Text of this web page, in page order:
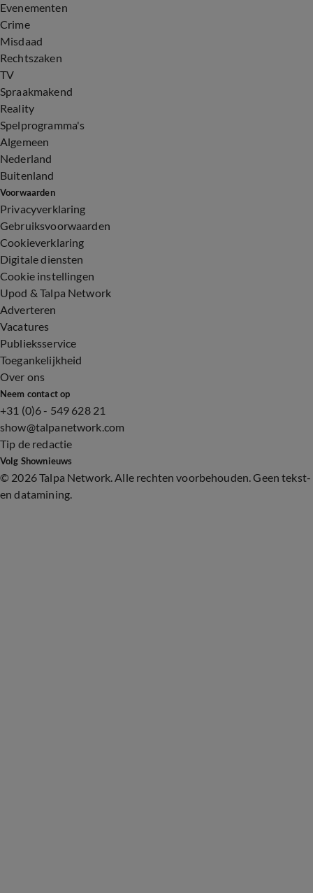
Evenementen
Crime
Misdaad
Rechtszaken
TV
Spraakmakend
Reality
Spelprogramma's
Algemeen
Nederland
Buitenland
Voorwaarden
Privacyverklaring
Gebruiksvoorwaarden
Cookieverklaring
Digitale diensten
Cookie instellingen
Upod & Talpa Network
Adverteren
Vacatures
Publieksservice
Toegankelijkheid
Over ons
Neem contact op
+31 (0)6 - 549 628 21
show@talpanetwork.com
Tip de redactie
Volg Shownieuws
© 2026 Talpa Network. Alle rechten voorbehouden. Geen tekst-
en datamining.